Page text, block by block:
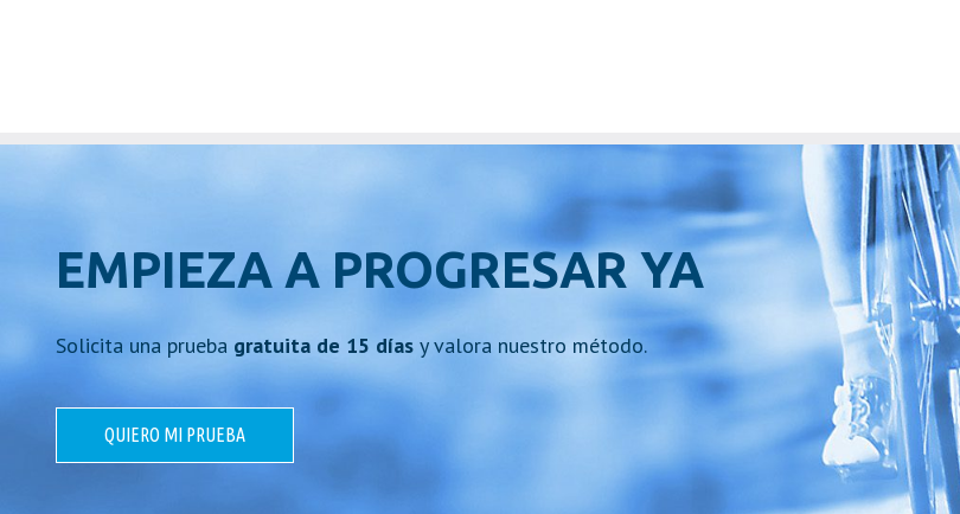
EMPIEZA A PROGRESAR YA
Solicita una prueba gratuita de 15 días y valora nuestro método.
QUIERO MI PRUEBA